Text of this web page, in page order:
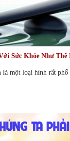
Sức Khỏe Như Thế
là một loại hình rất phổ